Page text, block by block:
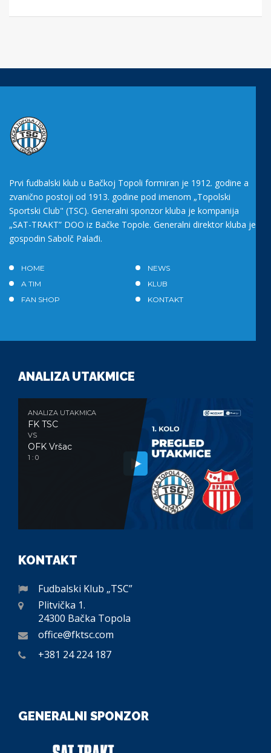
Prvi fudbalski klub u Bačkoj Topoli formiran je 1912. godine a
zvanično postoji od 1913. godine pod imenom „Topolski
Sportski Club" (TSC). Generalni sponzor kluba je kompanija
„SAT-TRAKT” DOO iz Bačke Topole. Generalni direktor kluba je
gospodin Sabolč Palađi.
HOME
NEWS
A TIM
KLUB
FAN SHOP
KONTAKT
ANALIZA UTAKMICE
ANALIZA UTAKMICA
FK TSC
VS
OFK Vršac
1 : 0
KONTAKT
Fudbalski Klub „TSC”
Plitvička 1.
24300 Bačka Topola
office@fktsc.com
+381 24 224 187
GENERALNI SPONZOR